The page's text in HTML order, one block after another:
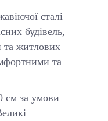
сталі
будівель,
та житлових
та
см за умови